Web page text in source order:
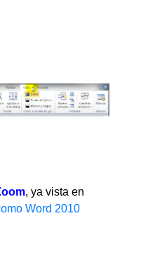
, ya vista en
Word 2010